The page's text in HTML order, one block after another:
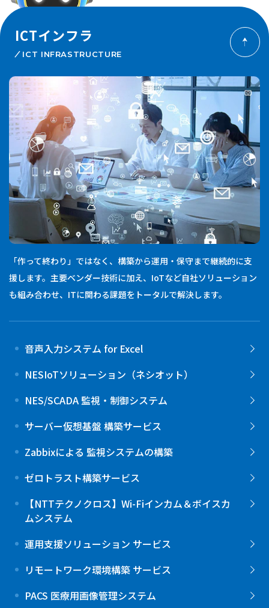
ICTインフラ
ICT INFRASTRUCTURE
「作って終わり」ではなく、構築から運用・保守まで継続的に支
援します。主要ベンダー技術に加え、IoTなど自社ソリューション
も組み合わせ、ITに関わる課題をトータルで解決します。
音声入力システム for Excel
NESIoTソリューション（ネシオット）
NES/SCADA 監視・制御システム
サーバー仮想基盤 構築サービス
Zabbixによる 監視システムの構築
ゼロトラスト構築サービス
【NTTテクノクロス】Wi-Fiインカム＆ボイスカ
ムシステム
運用支援ソリューション サービス
リモートワーク環境構築 サービス
PACS 医療用画像管理システム